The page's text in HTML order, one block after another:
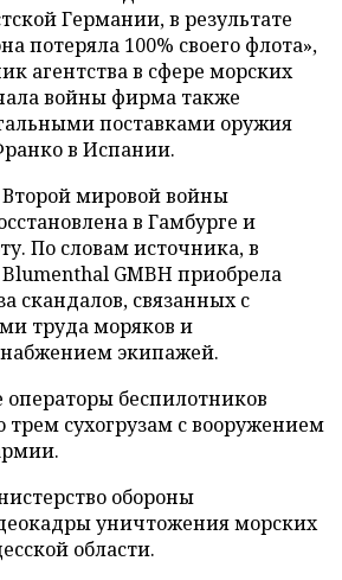
Германии, в результате
потеряла 100% своего флота»,
агентства в сфере морских
войны фирма также
поставками оружия
в Испании.
мировой войны
в Гамбурге и
По словам источника, в
GMBH приобрела
скандалов, связанных с
труда моряков и
экипажей.
операторы беспилотников
трем сухогрузам с вооружением
обороны
уничтожения морских
области.